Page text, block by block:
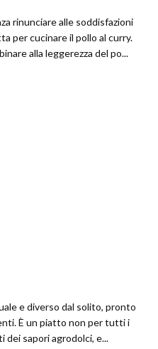
rinunciare alle soddisfazioni
per cucinare il pollo al curry.
alla leggerezza del po...
e diverso dal solito, pronto
È un piatto non per tutti i
sapori agrodolci, e...